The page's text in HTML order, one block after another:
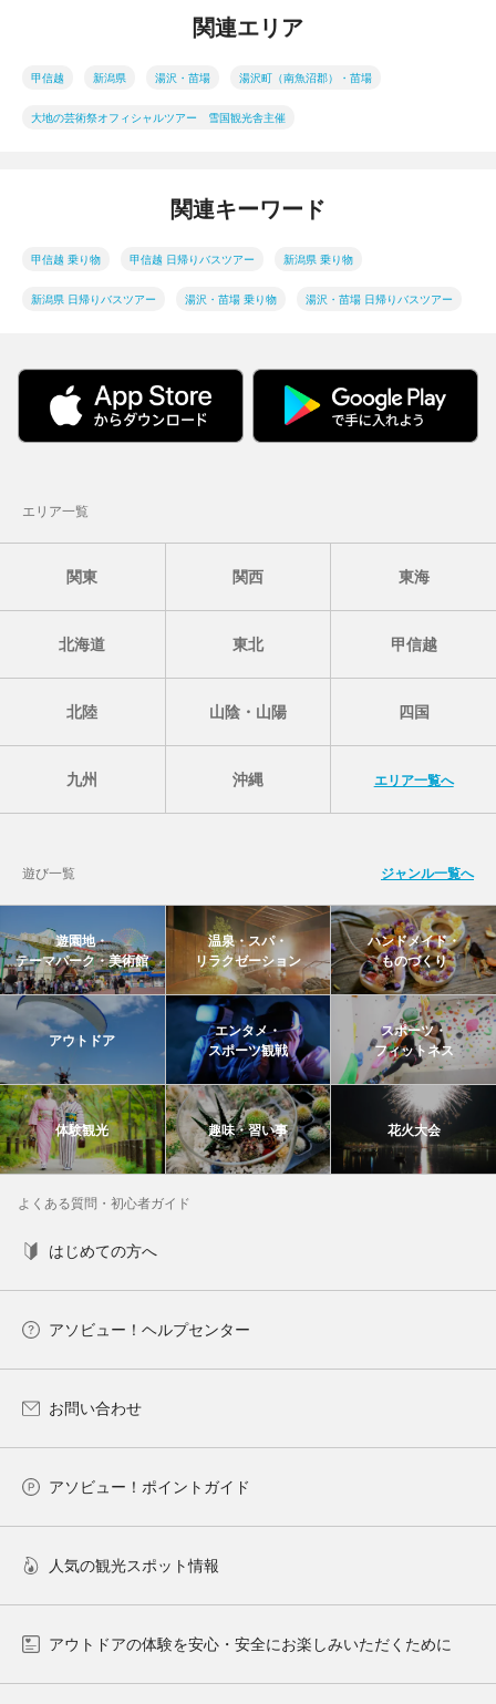
関連エリア
甲信越 新潟県 湯沢・苗場 湯沢町（南魚沼郡）・苗場
大地の芸術祭オフィシャルツアー 雪国観光舎主催
関連キーワード
甲信越 乗り物 甲信越 日帰りバスツアー 新潟県 乗り物
新潟県 日帰りバスツアー 湯沢・苗場 乗り物 湯沢・苗場 日帰りバスツアー
エリア一覧
関東 関西 東海
北海道 東北 甲信越
北陸 山陰・山陽 四国
九州 沖縄 エリア一覧へ
遊び一覧 ジャンル一覧へ
遊園地・
テーマパーク・美術館
温泉・スパ・
リラクゼーション
ハンドメイド・
ものづくり
アウトドア
エンタメ・
スポーツ観戦
スポーツ・
フィットネス
体験観光 趣味・習い事 花火大会
よくある質問・初心者ガイド
はじめての方へ
アソビュー！ヘルプセンター
お問い合わせ
アソビュー！ポイントガイド
人気の観光スポット情報
アウトドアの体験を安心・安全にお楽しみいただくために